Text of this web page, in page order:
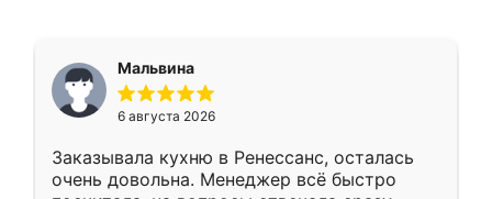
Мальвина
6 августа 2026
Заказывала кухню в Ренессанс, осталась
очень довольна. Менеджер всё быстро